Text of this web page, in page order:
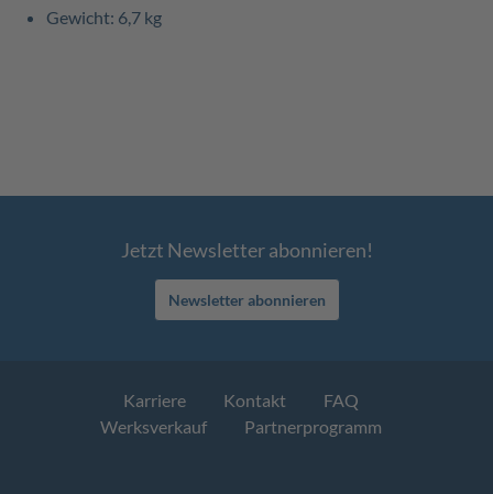
Gewicht: 6,7 kg
Jetzt Newsletter abonnieren!
Newsletter abonnieren
Karriere Kontakt
FAQ
Werksverkauf
Partnerprogramm